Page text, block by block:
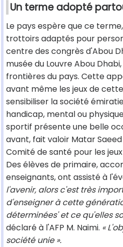
Un terme adopté
Le pays espère que ce
trottoirs adaptés pour
centre des congrès d'Abou
musée du Louvre Abou
frontières du pays. Cette
avant même les jeux de
sensibiliser la société
handicap, mental ou
sportif présente une belle
avant, fait valoir Matar
Comité de santé pour les jeux
Des élèves de primaire,
enseignants, ont assisté à
l'avenir, alors c'est très
d'enseigner à cette
déterminées' et ce qu'elles
déclaré à l'AFP M. Naimi. «
société unie ».